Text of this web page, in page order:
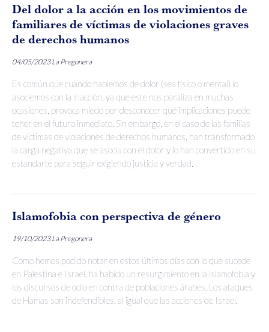
Del dolor a la acción en los movimientos de
familiares de víctimas de violaciones graves
de derechos humanos
04/05/2023 La Pregonera
Es común que cuando hablemos de dolor (sea físico o mental) lo
asociemos con la inacción, ya que este nos paraliza en muchas
ocasiones, provoca miedo por desconocer qué implicaciones puede
tener en el futuro inmediato. Sin embargo, en el caso de las familias
de víctimas de violaciones de derechos humanos, han transformado
la carga negativa que se asocia con el dolor y lo han convertido en su
estandarte para seguir exigiendo justicia y verdad.
Islamofobia con perspectiva de género
19/10/2023 La Pregonera
Como hemos podido notar en estos últimos días con lo que sucede
en Palestina e Israel, ha habido un resurgimiento en la islamofobia y
los discursos de odio en contra de poblaciones árabes. Los ataques
de Hamas son indefendibles, al igual que las acciones de Israel.